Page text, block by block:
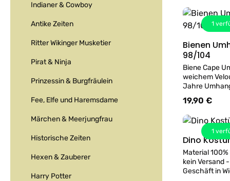
Indianer & Cowboy
Antike Zeiten
Ritter Wikinger Musketier
Pirat & Ninja
Prinzessin & Burgfräulein
Fee, Elfe und Haremsdame
Märchen & Meerjungfrau
Historische Zeiten
Hexen & Zauberer
Harry Potter
1
Bienen
98/104
Biene Cape
weichem
Jahre
Material 100%
Regulärer Preis:
19,90 €
1
Dino
Material
kein Versand
Geschäft in